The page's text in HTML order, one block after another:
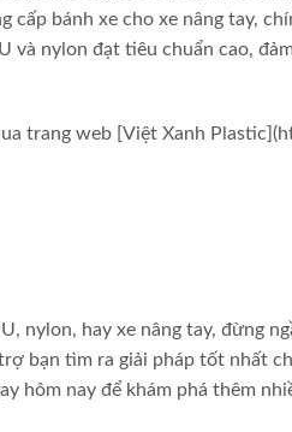
bánh xe cho xe nâng tay,
và nylon đạt tiêu chuẩn cao,
trang web [Việt Xanh
nylon, hay xe nâng tay, đừng
bạn tìm ra giải pháp tốt nhất
hôm nay để khám phá thêm